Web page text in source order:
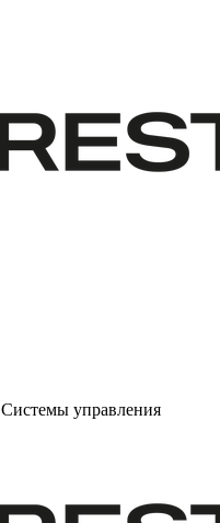
Системы управления